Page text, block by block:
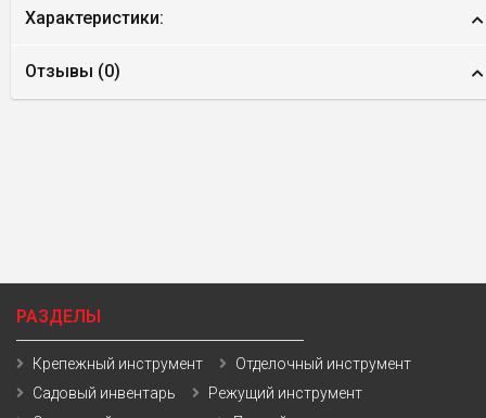
Характеристики:
Отзывы (0)
РАЗДЕЛЫ
Крепежный инструмент
Отделочный инструмент
Садовый инвентарь
Режущий инструмент